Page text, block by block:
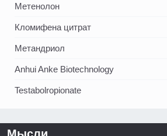
Метенолон
Кломифена цитрат
Метандриол
Anhui Anke Biotechnology
Testabolropionate
Мысли